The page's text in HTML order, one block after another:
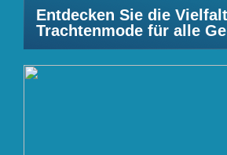
Entdecken Sie die
Trachtenmode für alle